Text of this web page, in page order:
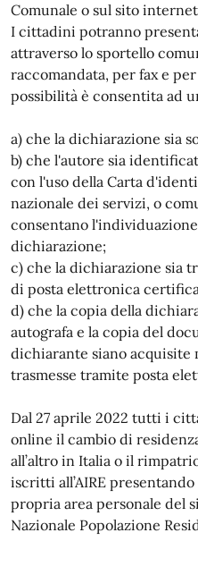
Comunale o sul sito
I cittadini potranno
attraverso lo sportello
raccomandata, per fax e
possibilità è consentita ad
a) che la dichiarazione sia
b) che l'autore sia
con l'uso della Carta
nazionale dei servizi, o
consentano
dichiarazione;
c) che la dichiarazione sia
di posta elettronica
d) che la copia della
autografa e la copia del
dichiarante siano acquisite
trasmesse tramite posta
Dal 27 aprile 2022 tutti i
online il cambio di
all’altro in Italia o il
iscritti all’AIRE
propria area personale del
Nazionale Popolazione